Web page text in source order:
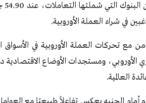
في شراء العملة الأوروبية.
مع تحركات العملة الأوروبية في الأسواق
الأوروبي، ومستجدات الأوضاع الاقتصادية
العالمية.